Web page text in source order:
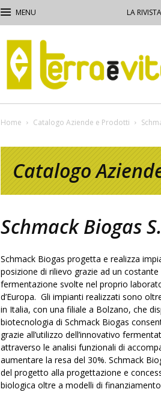
LA RIVISTA
e
Vita
Home Catalogo Aziende e Prodotti
Catalogo
Schmack Biogas
Schmack Biogas progetta e realizza
posizione di rilievo grazie ad un
fermentazione svolte nel proprio
d’Europa. Gli impianti realizzati sono
in Italia, con una filiale a Bolzano, che
biotecnologia di Schmack Biogas
grazie all’utilizzo dell’innovativo
attraverso le analisi funzionali di
aumentare la resa del 30%. Schmack
del progetto alla progettazione e
biologica oltre a modelli di